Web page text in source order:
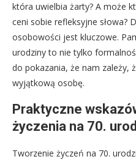
która uwielbia żarty? A może
ceni sobie refleksyjne słowa?
osobowości jest kluczowe.
urodziny to nie tylko
do pokazania, że nam zależy,
wyjątkową osobę.
Praktyczne
życzenia na 70.
Tworzenie życzeń na 70.